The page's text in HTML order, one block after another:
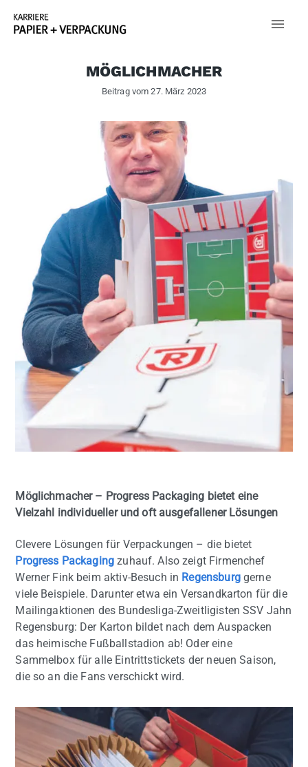
MÖGLICHMACHER
Beitrag vom27. März 2023
Möglichmacher – Progress Packaging bietet eine
Vielzahl individueller und oft ausgefallener Lösungen
Clevere Lösungen für Verpackungen – die bietet
Progress Packaging zuhauf. Also zeigt Firmenchef
Werner Fink beim aktiv-Besuch in Regensburg gerne
viele Beispiele. Darunter etwa ein Versandkarton für die
Mailingaktionen des Bundesliga-Zweitligisten SSV Jahn
Regensburg: Der Karton bildet nach dem Auspacken
das heimische Fußballstadion ab! Oder eine
Sammelbox für alle Eintrittstickets der neuen Saison,
die so an die Fans verschickt wird.